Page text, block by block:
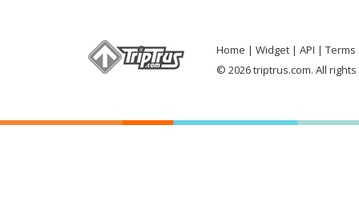
Home Widget API
Terms
© 2026 triptrus.com. All